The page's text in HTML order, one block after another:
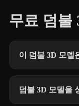
무료 덤불
이 덤불 3D 모델
덤불 3D 모델을